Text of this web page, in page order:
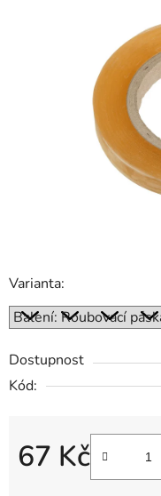
Varianta:
Dostupnost
Kód:
67 Kč
Měrná cena: